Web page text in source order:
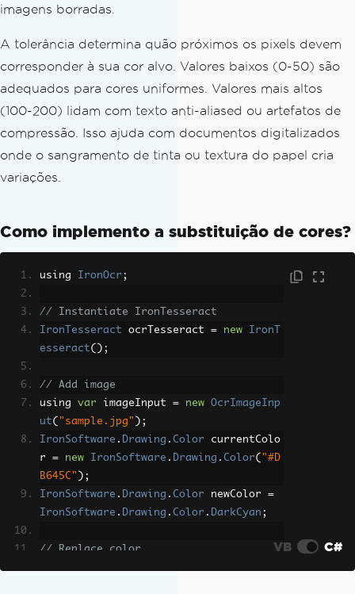
imagens borradas.
A tolerância determina quão próximos os pixels devem
corresponder à sua cor alvo. Valores baixos (0-50) são
adequados para cores uniformes. Valores mais altos
(100-200) lidam com texto anti-aliased ou artefatos de
compressão. Isso ajuda com documentos digitalizados
onde o sangramento de tinta ou textura do papel cria
variações.
Como implemento a substituição de cores?
using IronOcr ;
// Instantiate IronTesseract
IronTesseract ocrTesseract = new
IronT
esseract();
// Add image
using var imageInput = new
OcrImageInp
ut( "sample.jpg" );
IronSoftware . Drawing . Color currentColo
r = new IronSoftware . Drawing . Color( "#D
B645C" );
IronSoftware . Drawing . Color newColor =
IronSoftware . Drawing . Color . DarkCyan ;
// Replace color
VB C#